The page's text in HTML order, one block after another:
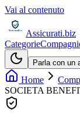
Vai al contenuto
Assicurati.biz
Categorie
Parla con un
Home
SOCIETA